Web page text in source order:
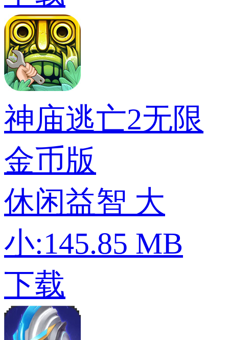
神庙逃亡2无限
金币版
休闲益智 大
小:145.85 MB
下载